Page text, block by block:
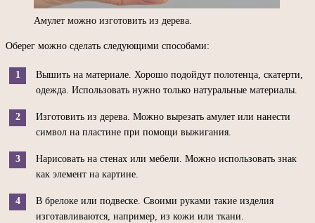
Амулет можно изготовить из дерева.
Оберег можно сделать следующими способами:
Вышить на материале. Хорошо подойдут полотенца, скатерти,
одежда. Использовать нужно только натуральные материалы.
Изготовить из дерева. Можно вырезать амулет или нанести
символ на пластине при помощи выжигания.
Нарисовать на стенах или мебели. Можно использовать знак
как элемент на картине.
В брелоке или подвеске. Своими руками такие изделия
изготавливаются, например, из кожи или ткани.